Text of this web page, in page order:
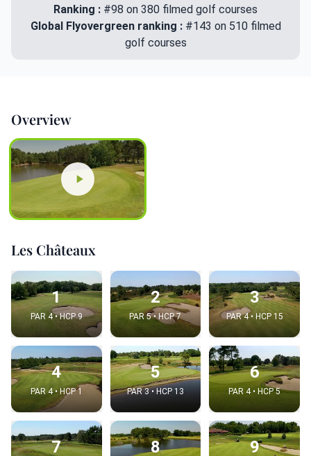
Ranking : #98 on 380 filmed golf courses
Global Flyovergreen ranking : #143 on 510 filmed
golf courses
Overview
Les Châteaux
1
PAR 4 • HCP 9
2
PAR 5 • HCP 7
3
PAR 4 • HCP 15
4
PAR 4 • HCP 1
5
PAR 3 • HCP 13
6
PAR 4 • HCP 5
7 8 9